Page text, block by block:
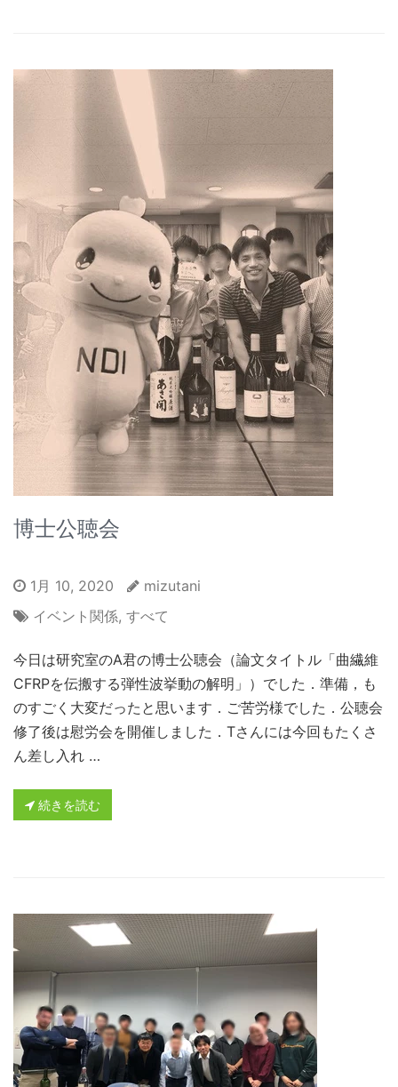
博士公聴会
1月 10, 2020
mizutani
イベント関係, すべて
今日は研究室のA君の博士公聴会（論文タイトル「曲繊維
CFRPを伝搬する弾性波挙動の解明」）でした．準備，も
のすごく大変だったと思います．ご苦労様でした．公聴会
修了後は慰労会を開催しました．Tさんには今回もたくさ
ん差し入れ …
続きを読む